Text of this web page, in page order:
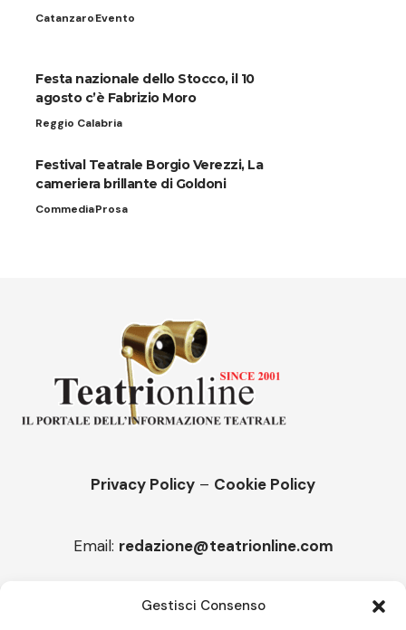
Gestisci Consenso
CatanzaroEvento
Festa nazionale dello Stocco, il 10
agosto c’è Fabrizio Moro
Reggio Calabria
Festival Teatrale Borgio Verezzi, La
cameriera brillante di Goldoni
CommediaProsa
Privacy Policy – Cookie Policy
Email: redazione@teatrionline.com